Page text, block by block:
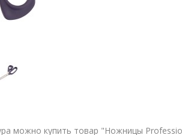
можно купить товар "Ножницы